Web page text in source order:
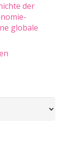
der
globale